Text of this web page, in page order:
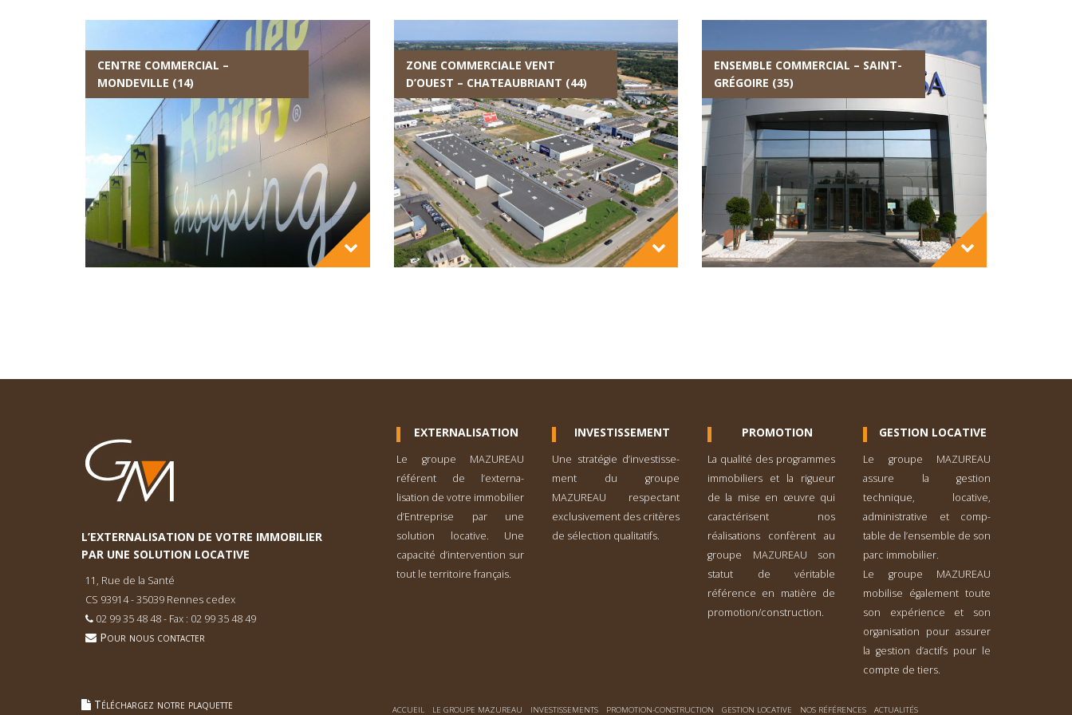
CENTRE COMMERCIAL –
MONDEVILLE (14)
ZONE COMMERCIALE VENT
D’OUEST – CHATEAUBRIANT (44)
ENSEMBLE COMMERCIAL – SAINT-
GRÉGOIRE (35)
L’EXTERNALISATION DE VOTRE IMMOBILIER
PAR UNE SOLUTION LOCATIVE
11, Rue de la Santé
CS 93914 - 35039 Rennes cedex
02 99 35 48 48 - Fax : 02 99 35 48 49
Pour nous contacter
EXTERNALISATION
Le groupe MAZUREAU
référent de l’externa­
lisation de votre immobilier
d’Entreprise par une
solution locative. Une
capacité d’inter­vention sur
tout le territoire français.
INVESTISSEMENT
Une stratégie d’investisse­
ment du groupe
MAZUREAU respectant
exclusivement des critères
de sélection qualitatifs.
PROMOTION
La qualité des programmes
immobiliers et la rigueur
de la mise en œuvre qui
caractérisent nos
réalisations confèrent au
groupe MAZUREAU son
statut de véritable
référence en matière de
promotion/construction.
GESTION LOCATIVE
Le groupe MAZUREAU
assure la gestion
technique, locative,
administrative et comp­
table de l’ensemble de son
parc immobilier.
Le groupe MAZUREAU
mobilise également toute
son expérience et son
organisation pour assurer
la gestion d’actifs pour le
compte de tiers.
Téléchargez notre plaquette ACCUEIL LE GROUPE MAZUREAU INVESTISSEMENTS PROMOTION-CONSTRUCTION GESTION LOCATIVE NOS RÉFÉRENCES ACTUALITÉS